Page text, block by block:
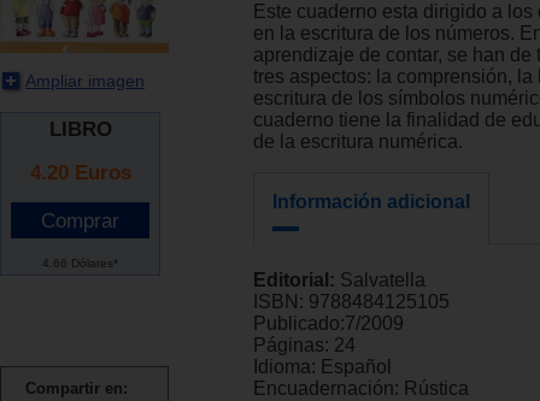
Ampliar imagen
LIBRO
4.20 Euros
4.66 Dólares*
Compartir en:
Este cuaderno esta dirigido a
en la escritura de los números.
aprendizaje de contar, se han de
tres aspectos: la comprensión, la
escritura de los símbolos
cuaderno tiene la finalidad de
de la escritura numérica.
Información adicional
Editorial: Salvatella
ISBN: 9788484125105
Publicado:7/2009
Páginas: 24
Idioma: Español
Encuadernación: Rústica